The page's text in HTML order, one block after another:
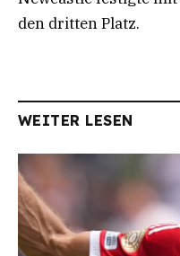
den dritten Platz.
WEITER LESEN